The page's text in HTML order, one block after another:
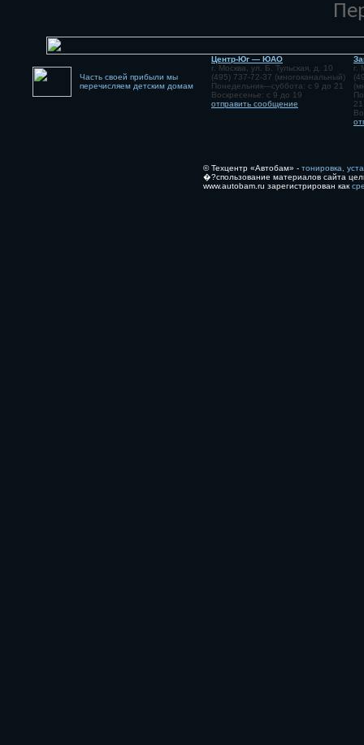
Часть своей прибыли мы
перечисляем детским домам
Центр-Юг — ЮАО
г. Москва, ул. Б. Тульская, д. 10
(495) 737-72-37 (многоканальный)
Понедельник—суббота: с 9 до 21
Воскресенье: с 9 до 19
отправить сообщение
г.
21
© Техцентр «Автобам» - тонировка,
�?спользование материалов сайта
www.autobam.ru зарегистрирован как